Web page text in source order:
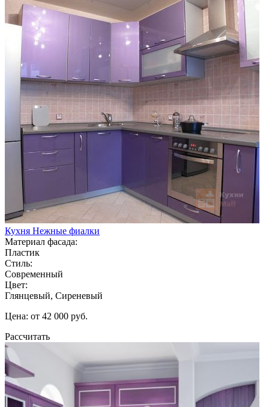
Кухня Нежные фиалки
Материал фасада:
Пластик
Стиль:
Современный
Цвет:
Глянцевый, Сиреневый
Цена: от 42 000 руб.
Рассчитать